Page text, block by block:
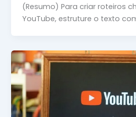
(Resumo) Para criar roteiros
YouTube, estruture o texto